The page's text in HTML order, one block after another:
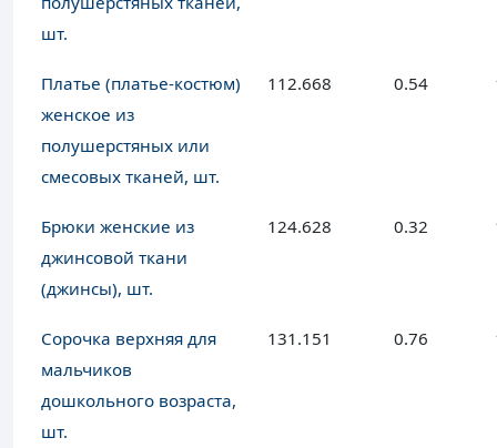
шт.
Платье (платье-костюм)
женское из
полушерстяных или
смесовых тканей, шт.
112.668 0.54
Брюки женские из
джинсовой ткани
(джинсы), шт.
124.628 0.32
Сорочка верхняя для
мальчиков
дошкольного возраста,
шт.
131.151 0.76